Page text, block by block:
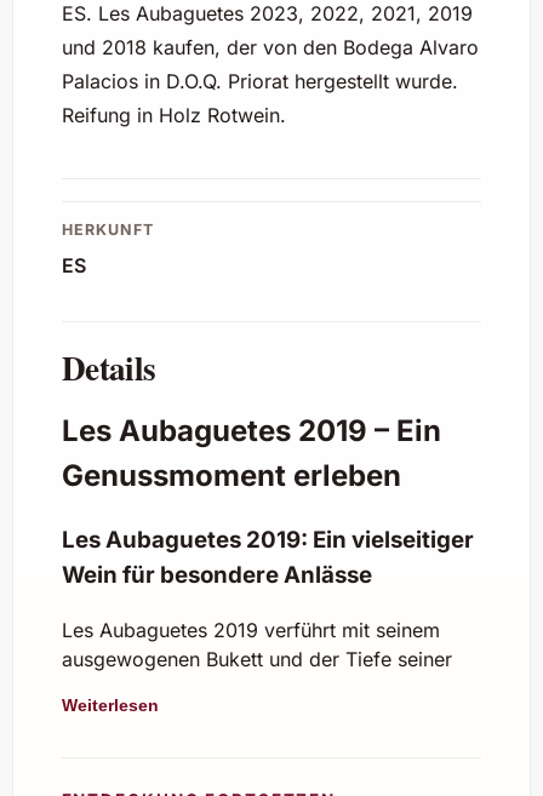
ES. Les Aubaguetes 2023, 2022, 2021, 2019
und 2018 kaufen, der von den Bodega Alvaro
Palacios in D.O.Q. Priorat hergestellt wurde.
Reifung in Holz Rotwein.
HERKUNFT
ES
Details
Les Aubaguetes 2019 – Ein
Genussmoment erleben
Les Aubaguetes 2019: Ein vielseitiger
Wein für besondere Anlässe
Les Aubaguetes 2019 verführt mit seinem
ausgewogenen Bukett und der Tiefe seiner
lädt dazu ein, besondere Momente stilvoll zu
Weiterlesen